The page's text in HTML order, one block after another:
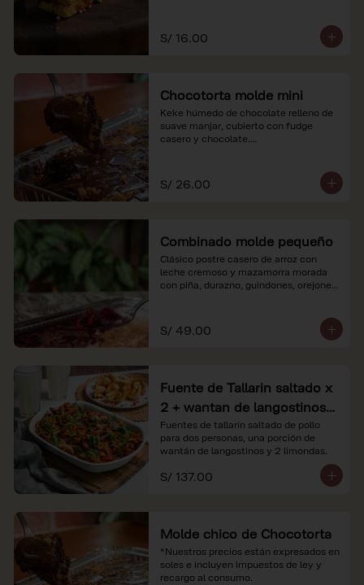
S/ 16.00
Chocotorta molde mini
Keke húmedo de chocolate relleno de
suave manjar, cubierto con fudge
casero y chocolate.
soles e incluyen impuestos de ley y
recargo al consumo. Imagenes
S/ 26.00
Combinado molde pequeño
Clásico postre casero de arroz con
leche cremoso y mazamorra morada
con piña, durazno, guindones, orejones
*Nuestros precios están expresados en
soles e incluyen impuestos de ley y
S/ 49.00
Fuente de Tallarin saltado x
2 + wantan de langostinos +
2 limonadas
Fuentes de tallarín saltado de pollo
para dos personas, una porción de
wantán de langostinos y 2 limondas.
S/ 137.00
Molde chico de Chocotorta
*Nuestros precios están expresados en
soles e incluyen impuestos de ley y
recargo al consumo.